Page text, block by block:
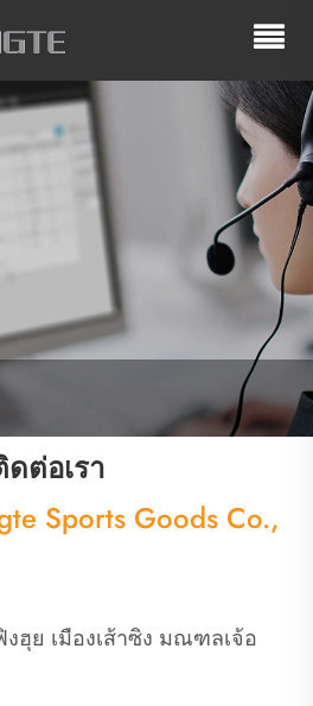
ดต่อเรา
Sports Goods Co.,
งฮุย เมืองเส้าซิง มณฑลเจ้อ